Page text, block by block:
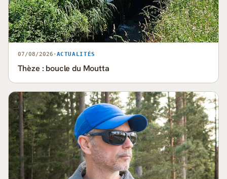
07/08/2026 · ACTUALITÉS
Thèze : boucle du Moutta